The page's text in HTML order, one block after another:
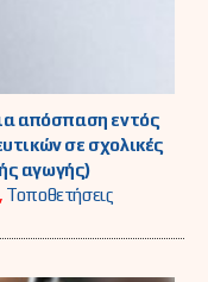
απόσπαση εντός
σε σχολικές
αγωγής)
, Τοποθετήσεις